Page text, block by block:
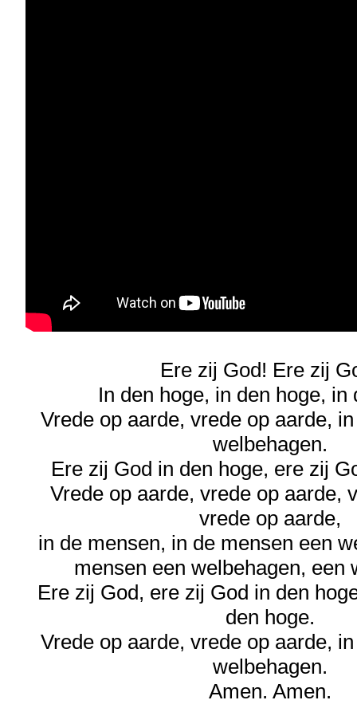
Ere zij God! Ere zij
In den hoge, in den hoge, in
Vrede op aarde, vrede op aarde,
welbehagen.
Ere zij God in den hoge, ere zij
Vrede op aarde, vrede op aarde,
vrede op aarde,
in de mensen, in de mensen een
mensen een welbehagen, een
Ere zij God, ere zij God in den
den hoge.
Vrede op aarde, vrede op aarde,
welbehagen.
Amen. Amen.